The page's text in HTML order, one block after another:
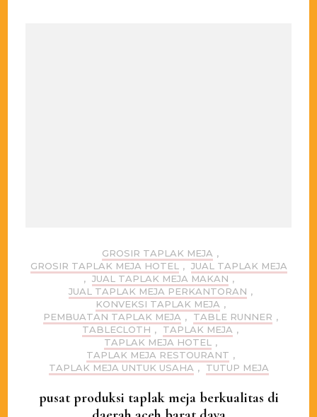
GROSIR TAPLAK MEJA ,
GROSIR TAPLAK MEJA HOTEL
, JUAL TAPLAK MEJA
, JUAL TAPLAK MEJA MAKAN ,
JUAL TAPLAK MEJA PERKANTORAN ,
KONVEKSI TAPLAK MEJA ,
PEMBUATAN TAPLAK MEJA , TABLE RUNNER ,
TABLECLOTH , TAPLAK MEJA ,
TAPLAK MEJA HOTEL
,
TAPLAK MEJA RESTOURANT ,
TAPLAK MEJA UNTUK USAHA , TUTUP MEJA
pusat produksi taplak meja berkualitas di